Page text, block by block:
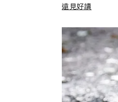
遠見好讀
遠見好讀